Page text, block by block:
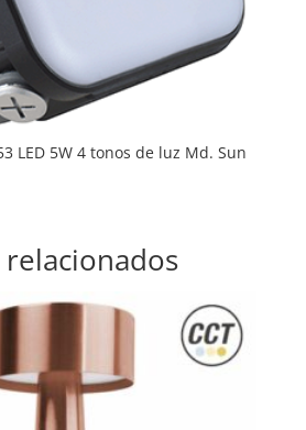
LED 5W 4 tonos de luz Md. Sun